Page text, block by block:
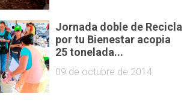
Jornada doble de Recicla
por tu Bienestar acopia
25 tonelada...
09 de octubre de 2014